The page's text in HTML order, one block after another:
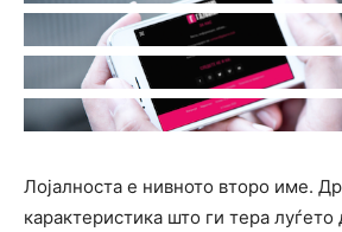
Лојалноста е нивното второ име.
карактеристика што ги тера луѓето